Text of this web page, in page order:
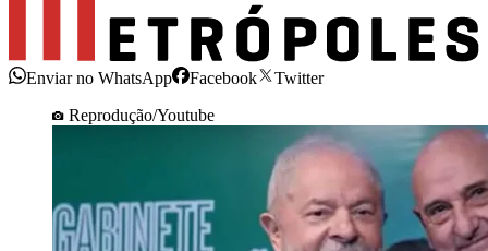
Enviar no WhatsApp Facebook
Twitter
Reprodução/Youtube